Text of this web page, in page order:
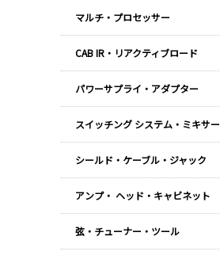
マルチ・プロセッサー
CAB IR・リアクティブロード
パワーサプライ・アダプター
スイッチング システム・ミキサー
シールド・ケーブル・ジャック
アンプ・ ヘッド・キャビネット
弦・チューナー・ツール